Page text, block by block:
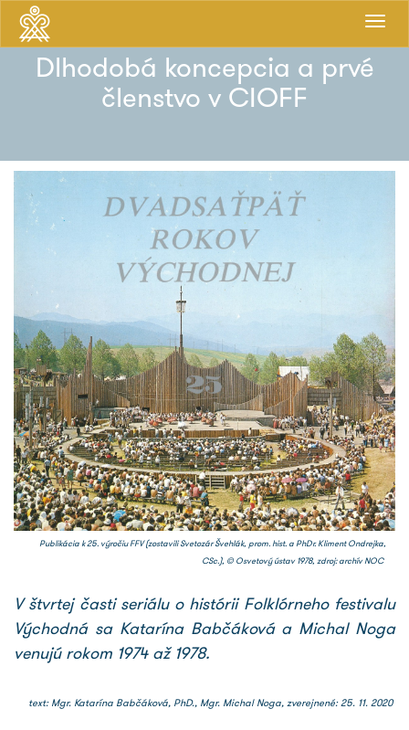
Dlhodobá koncepcia a prvé
členstvo v CIOFF
Publikácia k 25. výročiu FFV (zostavili Svetozár Švehlák, prom. hist. a PhDr. Kliment Ondrejka,
CSc.), © Osvetový ústav 1978, zdroj: archív NOC
V štvrtej časti seriálu o histórii Folklórneho festivalu
Východná sa Katarína Babčáková a Michal Noga
venujú rokom 1974 až 1978.
text: Mgr. Katarína Babčáková, PhD., Mgr. Michal Noga, zverejnené: 25. 11. 2020